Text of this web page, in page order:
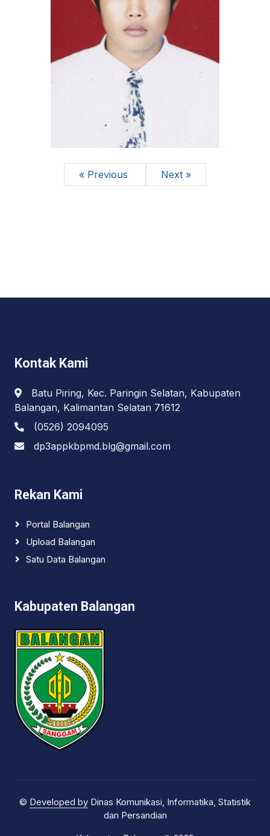
« Previous Next »
Kontak Kami
Batu Piring, Kec. Paringin Selatan, Kabupaten
Balangan, Kalimantan Selatan 71612
(0526) 2094095
dp3appkbpmd.blg@gmail.com
Rekan Kami
Portal Balangan
Upload Balangan
Satu Data Balangan
Kabupaten Balangan
© Developed by Dinas Komunikasi, Informatika, Statistik
dan Persandian